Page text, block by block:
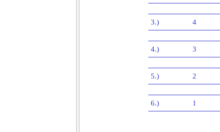
3.) 4
4.) 3
5.) 2
6.) 1